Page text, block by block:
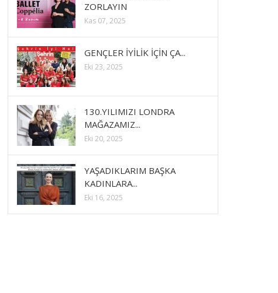
ZORLAYIN
Kas 07, 2025
GENÇLER İYİLİK İÇİN ÇA...
Eki 23, 2025
130.YILIMIZI LONDRA
MAĞAZAMIZ...
Eki 20, 2025
YAŞADIKLARIM BAŞKA
KADINLARA...
Eki 16, 2025